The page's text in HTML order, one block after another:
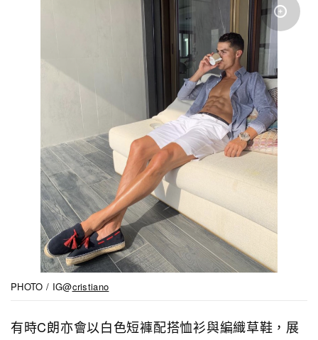
PHOTO / IG@cristiano
有時C朗亦會以白色短褲配搭恤衫與編織草鞋，展